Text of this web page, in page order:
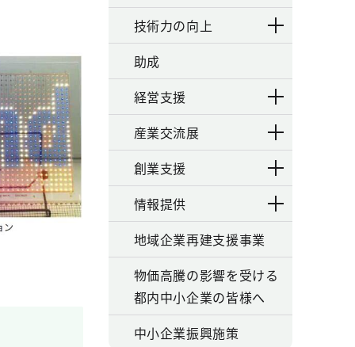
技術力の向上
助成
経営支援
産業交流展
創業支援
情報提供
地域企業再建支援事業
物価高騰の影響を受ける
都内中小企業の皆様へ
中小企業振興施策